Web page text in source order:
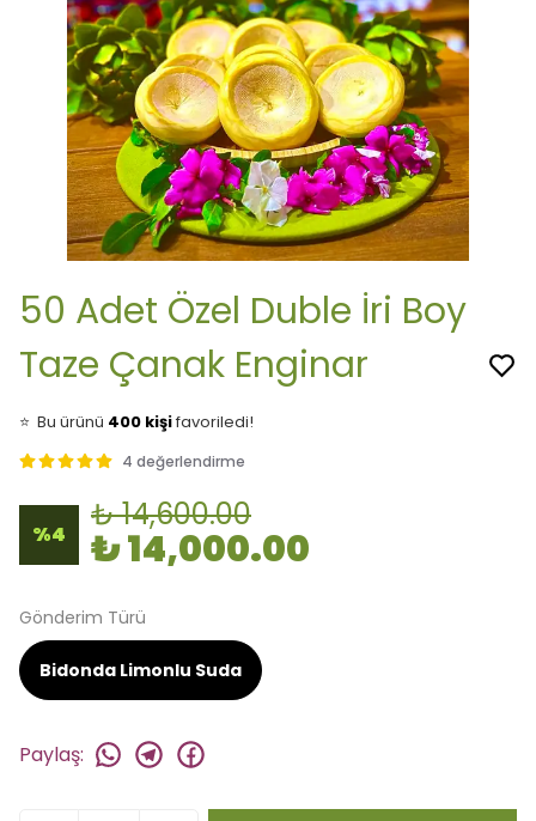
50 Adet Özel Duble İri Boy
Taze Çanak Enginar
Şu an22 kişiinceliyor!
400 kişi
🛒 79 kişisepetine ekledi!
✅
Bugün 35 adet satıldı
4 değerlendirme
%4
₺ 14,600.00
₺ 14,000.00
Gönderim Türü
Bidonda Limonlu Suda
Paylaş: